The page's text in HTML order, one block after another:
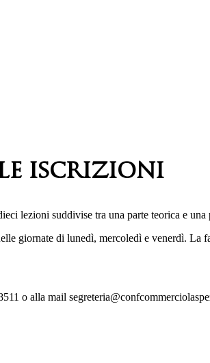
iscrizioni
lezioni suddivise tra una parte teorica e una
giornate di lunedì, mercoledì e venerdì. La
o alla mail